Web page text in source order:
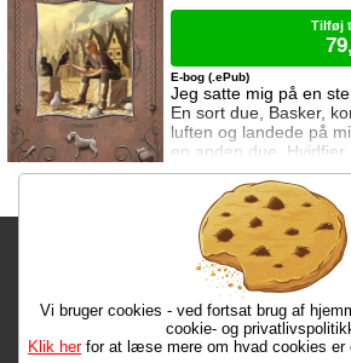
Jeg satte mig på en
En sort due, Basker,
luften og landede på
en anden due,
kom til, og jeg spredte
toppede brosten. Jeg
hvisken ... Beka er
drabantkorpset, der
og orden i Corus. Hun
bærer rundt på
E-bog (.ePub)
Tilføj
Fragtgebyret er DKK 59,95 • Fragtgebyret
DKK 299,00
Bestiller du i dag, har du dine
Max 50 kr. Bøger til en
Vi bruger cookies - ved fortsat brug af
cookie- og
Klik herfor at læse mere om hvad cookies er